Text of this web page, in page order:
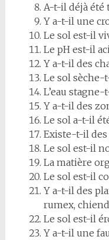
A-t-il déjà été
Y a-t-il une
Le sol est-il
Le pH est-il
Y a-t-il des
Le sol sèche-
L’eau stagne-
Y a-t-il des
Le sol a-t-il
Existe-t-il
Le sol est-il
La matière
Le sol est-il
Y a-t-il des
rumex,
Le sol est-il
Y a-t-il une